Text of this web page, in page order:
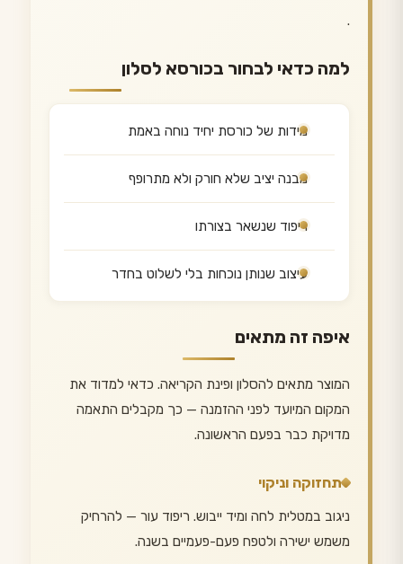
.
למה כדאי לבחור בכורסא לסלון
מידות של כורסת יחיד נוחה באמת
מבנה יציב שלא חורק ולא מתרופף
ריפוד שנשאר בצורתו
עיצוב שנותן נוכחות בלי לשלוט בחדר
איפה זה מתאים
המוצר מתאים להסלון ופינת הקריאה. כדאי למדוד את
המקום המיועד לפני ההזמנה — כך מקבלים התאמה
מדויקת כבר בפעם הראשונה.
תחזוקה וניקוי
ניגוב במטלית לחה ומיד ייבוש. ריפוד עור — להרחיק
משמש ישירה ולטפח פעם-פעמיים בשנה.